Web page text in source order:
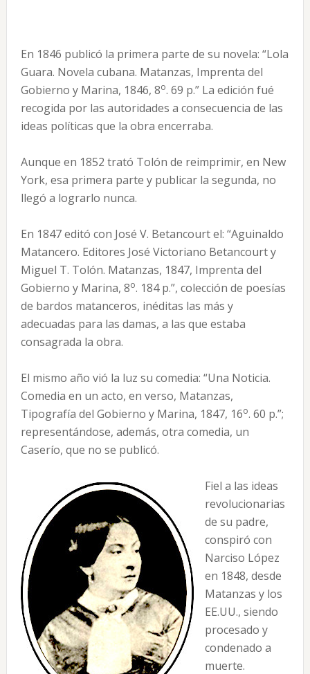
En 1846 publicó la primera parte de su novela: “Lola
Guara. Novela cubana. Matanzas, Imprenta del
Gobierno y Marina, 1846, 8o. 69 p.” La edición fué
recogida por las autoridades a consecuencia de las
ideas políticas que la obra encerraba.
Aunque en 1852 trató Tolón de reimprimir, en New
York, esa primera parte y publicar la segunda, no
llegó a lograrlo nunca.
En 1847 editó con José V. Betancourt el: “Aguinaldo
Matancero. Editores José Victoriano Betancourt y
Miguel T. Tolón. Matanzas, 1847, Imprenta del
Gobierno y Marina, 8o. 184 p.”, colección de poesías
de bardos matanceros, inéditas las más y
adecuadas para las damas, a las que estaba
consagrada la obra.
El mismo año vió la luz su comedia: “Una Noticia.
Comedia en un acto, en verso, Matanzas,
Tipografía del Gobierno y Marina, 1847, 16o. 60 p.”;
representándose, además, otra comedia, un
Caserío, que no se publicó.
Fiel a las ideas
revolucionarias
de su padre,
conspiró con
Narciso López
en 1848, desde
Matanzas y los
EE.UU., siendo
procesado y
condenado a
muerte.